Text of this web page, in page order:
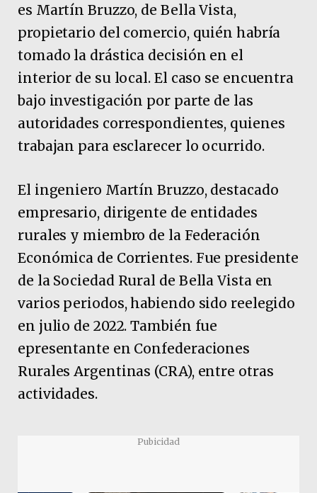
es Martín Bruzzo, de Bella Vista,
propietario del comercio, quién habría
tomado la drástica decisión en el
interior de su local. El caso se encuentra
bajo investigación por parte de las
autoridades correspondientes, quienes
trabajan para esclarecer lo ocurrido.
El ingeniero Martín Bruzzo, destacado
empresario, dirigente de entidades
rurales y miembro de la Federación
Económica de Corrientes. Fue presidente
de la Sociedad Rural de Bella Vista en
varios periodos, habiendo sido reelegido
en julio de 2022. También fue
epresentante en Confederaciones
Rurales Argentinas (CRA), entre otras
actividades.
Pubicidad